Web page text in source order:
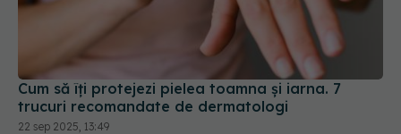
Cum să îți protejezi pielea toamna și iarna. 7
trucuri recomandate de dermatologi
22 sep 2025, 13:49